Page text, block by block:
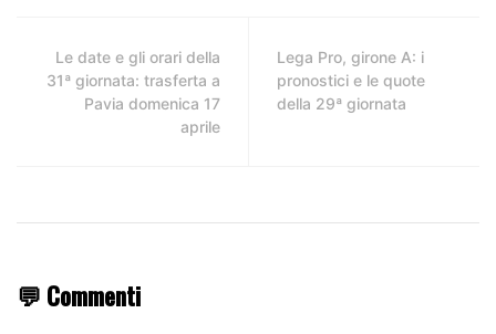
Le date e gli orari della
31ª giornata: trasferta a
Pavia domenica 17
aprile
Lega Pro, girone A: i
pronostici e le quote
della 29ª giornata
💬 Commenti